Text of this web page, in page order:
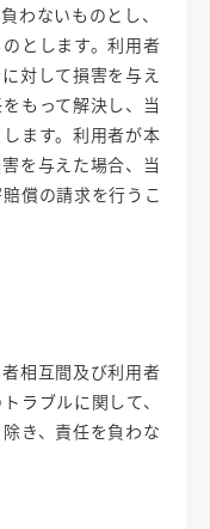
わないものとし、
とします。利用者
対して損害を与え
もって解決し、当
ます。利用者が本
を与えた場合、当
償の請求を行うこ
相互間及び利用者
ラブルに関して、
き、責任を負わな